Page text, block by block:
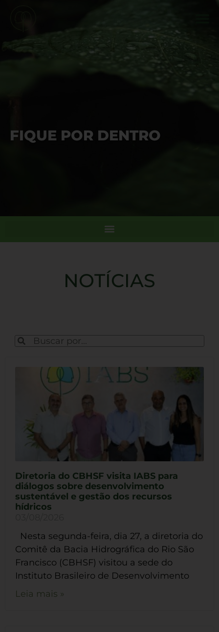
FIQUE POR DENTRO
NOTÍCIAS
Diretoria do CBHSF visita IABS para
diálogos sobre desenvolvimento
sustentável e gestão dos recursos
hídricos
Nesta segunda-feira, dia 27, a diretoria do
Comitê da Bacia Hidrográfica do Rio São
Francisco (CBHSF) visitou a sede do
Instituto Brasileiro de Desenvolvimento
Leia mais »